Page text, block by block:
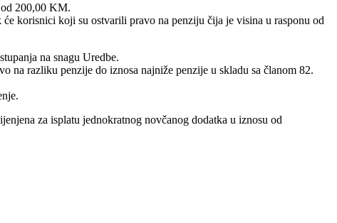
200,00 KM.
korisnici koji su ostvarili pravo na penziju čija je visina u rasponu od
na snagu Uredbe.
na razliku penzije do iznosa najniže penzije u skladu sa članom 82.
za isplatu jednokratnog novčanog dodatka u iznosu od